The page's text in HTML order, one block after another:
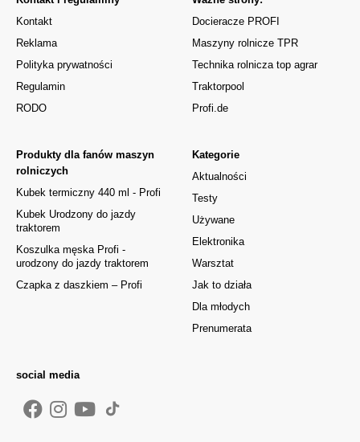
Kontakt
Reklama
Polityka prywatności
Regulamin
RODO
Kategorie
Aktualności
Testy
Używane
Elektronika
Warsztat
Jak to działa
Dla młodych
Prenumerata
Produkty dla fanów maszyn
rolniczych
Kubek termiczny 440 ml - Profi
Kubek Urodzony do jazdy
traktorem
Koszulka męska Profi -
urodzony do jazdy traktorem
Czapka z daszkiem – Profi
Docieracze PROFI
Maszyny rolnicze TPR
Technika rolnicza top agrar
Traktorpool
Profi.de
social media